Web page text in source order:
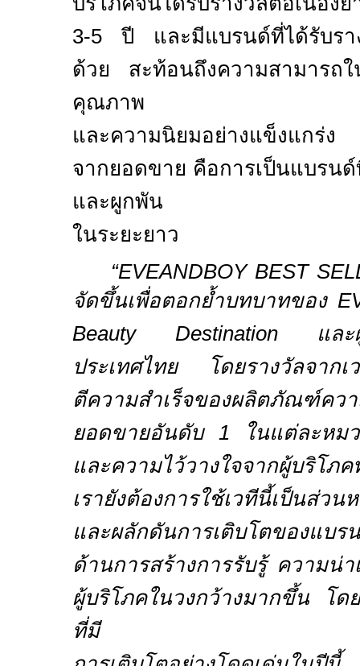
3-5 ปี และมีแบรนด์ที่ได้รับร
ด้วย สะท้อนถึงความสามารถใ
คุณภาพ
และความนิยมอย่างแข็งแกร่ง
จากยอดขาย คือการเป็นแบรน
และผูกพัน
ในระยะยาว
“EVEANDBOY BEST
จัดขึ้นเพื่อตอกย้ำบทบาทของ
Beauty Destination
แล
ประเทศไทย โดยรางวัลจากเ
ตีความสำเร็จของผลิตภัณฑ์คว
ยอดขายอันดับ 1 ในแต่ละหม
และความไว้วางใจจากผู้บริโภ
เรายังต้องการใช้เวทีนี้เป็นส่ว
และผลักดันการเติบโตของแบ
ด้านการสร้างการรับรู้ ความน่
ผู้บริโภคในวงกว้างมากขึ้น โ
ที่มี